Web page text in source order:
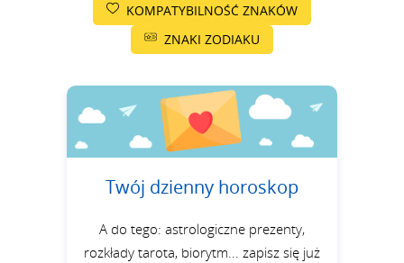
KOMPATYBILNOŚĆ ZNAKÓW
ZNAKI ZODIAKU
Twój dzienny horoskop
A do tego: astrologiczne prezenty,
rozkłady tarota, biorytm... zapisz się już